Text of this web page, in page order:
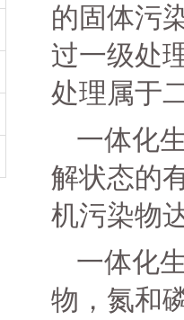
的固体污
过一级处
处理属于
一体化
解状态的
机污染物
一体化
物，氮和